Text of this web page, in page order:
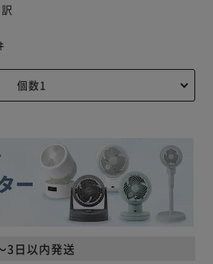
3日以内発送